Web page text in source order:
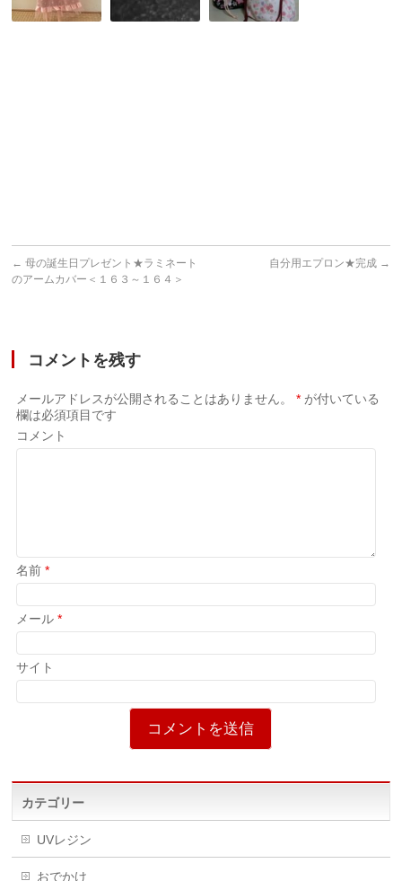
← 母の誕生日プレゼント★ラミネート
のアームカバー＜１６３～１６４＞
自分用エプロン★完成 →
コメントを残す
メールアドレスが公開されることはありません。 * が付いている
欄は必須項目です
コメント
名前*
メール*
サイト
カテゴリー
UVレジン
おでかけ